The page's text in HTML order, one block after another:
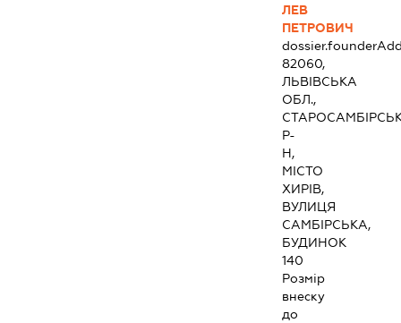
ЛЕВ
ПЕТРОВИЧ
82060,
ЛЬВІВСЬКА
ОБЛ.,
Р-
Н,
МІСТО
ХИРІВ,
ВУЛИЦЯ
САМБІРСЬКА,
БУДИНОК
140
Розмір
внеску
до